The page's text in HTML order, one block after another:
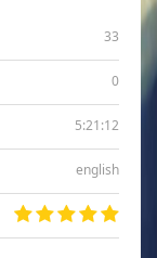
33
0
5:21:12
english